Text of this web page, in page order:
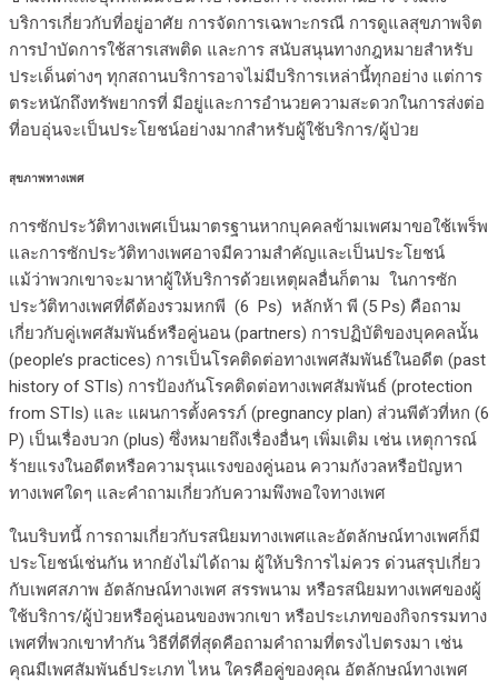
บริการเกี่ยวกับที่อยู่อาศัย การจัดการเฉพาะกรณี การดูแลสุขภาพจิต
การบำบัดการใช้สารเสพติด และการ สนับสนุนทางกฎหมายสำหรับ
ประเด็นต่างๆ ทุกสถานบริการอาจไม่มีบริการเหล่านี้ทุกอย่าง แต่การ
ตระหนักถึงทรัพยากรที่ มีอยู่และการอำนวยความสะดวกในการส่งต่อ
ที่อบอุ่นจะเป็นประโยชน์อย่างมากสำหรับผู้ใช้บริการ/ผู้ป่วย
สุขภาพทางเพศ
การซักประวัติทางเพศเป็นมาตรฐานหากบุคคลข้ามเพศมาขอใช้เพร็พ
และการซักประวัติทางเพศอาจมีความสำคัญและเป็นประโยชน์
แม้ว่าพวกเขาจะมาหาผู้ให้บริการด้วยเหตุผลอื่นก็ตาม ในการซัก
ประวัติทางเพศที่ดีต้องรวมหกพี (6 Ps) หลักห้า พี (5 Ps) คือถาม
เกี่ยวกับคู่เพศสัมพันธ์หรือคู่นอน (partners) การปฏิบัติของบุคคลนั้น
(people’s practices) การเป็นโรคติดต่อทางเพศสัมพันธ์ในอดีต (past
history of STIs) การป้องกันโรคติดต่อทางเพศสัมพันธ์ (protection
from STIs) และ แผนการตั้งครรภ์ (pregnancy plan) ส่วนพีตัวที่หก (6
P) เป็นเรื่องบวก (plus) ซึ่งหมายถึงเรื่องอื่นๆ เพิ่มเติม เช่น เหตุการณ์
ร้ายแรงในอดีตหรือความรุนแรงของคู่นอน ความกังวลหรือปัญหา
ทางเพศใดๆ และคำถามเกี่ยวกับความพึงพอใจทางเพศ
ในบริบทนี้ การถามเกี่ยวกับรสนิยมทางเพศและอัตลักษณ์ทางเพศก็มี
ประโยชน์เช่นกัน หากยังไม่ได้ถาม ผู้ให้บริการไม่ควร ด่วนสรุปเกี่ยว
กับเพศสภาพ อัตลักษณ์ทางเพศ สรรพนาม หรือรสนิยมทางเพศของผู้
ใช้บริการ/ผู้ป่วยหรือคู่นอนของพวกเขา หรือประเภทของกิจกรรมทาง
เพศที่พวกเขาทำกัน วิธีที่ดีที่สุดคือถามคำถามที่ตรงไปตรงมา เช่น
คุณมีเพศสัมพันธ์ประเภท ไหน ใครคือคู่ของคุณ อัตลักษณ์ทางเพศ